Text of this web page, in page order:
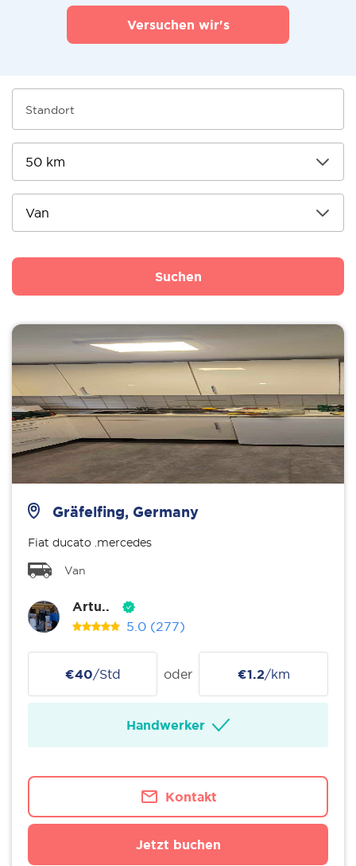
Versuchen wir's
Suchen
Gräfelfing, Germany
Fiat ducato .mercedes
Van
Artu..
5.0 (277)
€40/Std oder €1.2/km
Handwerker
Kontakt
Jetzt buchen